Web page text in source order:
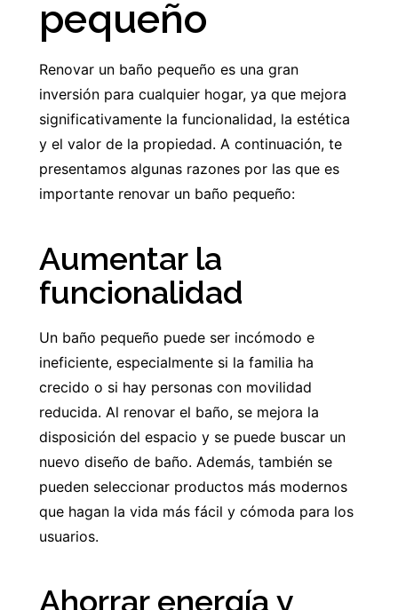
pequeño
Renovar un baño pequeño es una gran
inversión para cualquier hogar, ya que mejora
significativamente la funcionalidad, la estética
y el valor de la propiedad. A continuación, te
presentamos algunas razones por las que es
importante renovar un baño pequeño:
Aumentar la
funcionalidad
Un baño pequeño puede ser incómodo e
ineficiente, especialmente si la familia ha
crecido o si hay personas con movilidad
reducida. Al renovar el baño, se mejora la
disposición del espacio y se puede buscar un
nuevo diseño de baño. Además, también se
pueden seleccionar productos más modernos
que hagan la vida más fácil y cómoda para los
usuarios.
Ahorrar energía y